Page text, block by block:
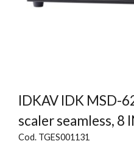
IDKAV IDK MSD-
scaler seamless, 8
Cod. TGES001131